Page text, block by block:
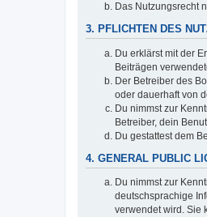
Das Nutzungsrecht
3. PFLICHTEN DES
Du erklärst mit der
Beiträgen
Der Betreiber des
oder dauerhaft von
Du nimmst zur
Betreiber, dein
Du gestattest dem
4. GENERAL PUBLIC
Du nimmst zur
deutschsprachige
verwendet wird. Sie